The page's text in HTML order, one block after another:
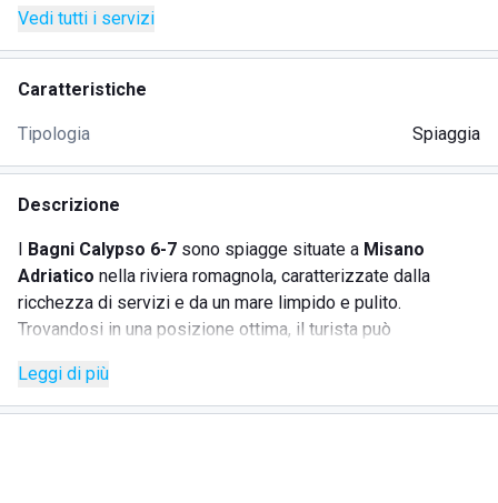
Vedi tutti i servizi
Caratteristiche
Tipologia Spiaggia
Descrizione
I Bagni Calypso 6-7 sono spiagge situate a Misano
Adriatico nella riviera romagnola, caratterizzate dalla
ricchezza di servizi e da un mare limpido e pulito.
Trovandosi in una posizione ottima, il turista può
strutture ricettive nei dintorni, quali hotel, camping,
residence e case vacanza. I Bagni Calypso 6-7 sono inoltre
Leggi di più